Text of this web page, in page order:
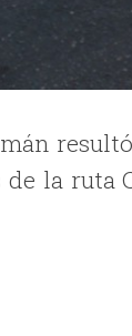
la ruta